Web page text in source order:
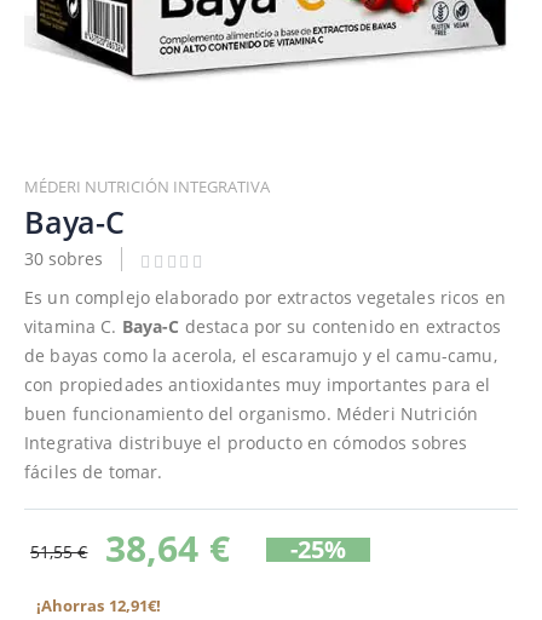
al
comienzo
de
la
galería
imágenes
MÉDERI NUTRICIÓN INTEGRATIVA
Baya-C
30 sobres
Es un complejo elaborado por extractos vegetales ricos en
vitamina C. Baya-C destaca por su contenido en extractos
de bayas como la acerola, el escaramujo y el camu-camu,
con propiedades antioxidantes muy importantes para el
buen funcionamiento del organismo. Méderi Nutrición
Integrativa distribuye el producto en cómodos sobres
fáciles de tomar.
51,55 € 38,64 € -25%
¡Ahorras 12,91€!